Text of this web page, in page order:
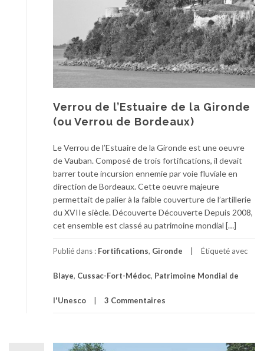
Verrou de l’Estuaire de la Gironde
(ou Verrou de Bordeaux)
Le Verrou de l’Estuaire de la Gironde est une oeuvre
de Vauban. Composé de trois fortifications, il devait
barrer toute incursion ennemie par voie fluviale en
direction de Bordeaux. Cette oeuvre majeure
permettait de palier à la faible couverture de l’artillerie
du XVIIe siècle. Découverte Découverte Depuis 2008,
cet ensemble est classé au patrimoine mondial […]
Publié dans : Fortifications, Gironde Étiqueté avec
Blaye, Cussac-Fort-Médoc, Patrimoine Mondial de
l'Unesco 3 Commentaires